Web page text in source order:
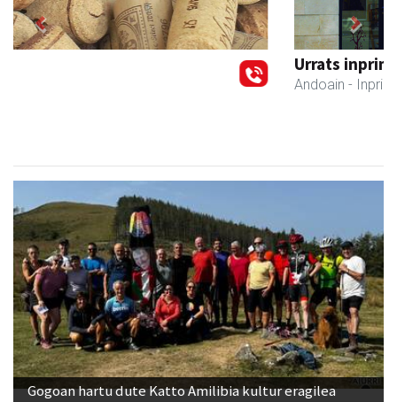
Previous Next
Gogoan hartu dute Katto Amilibia kultur eragilea